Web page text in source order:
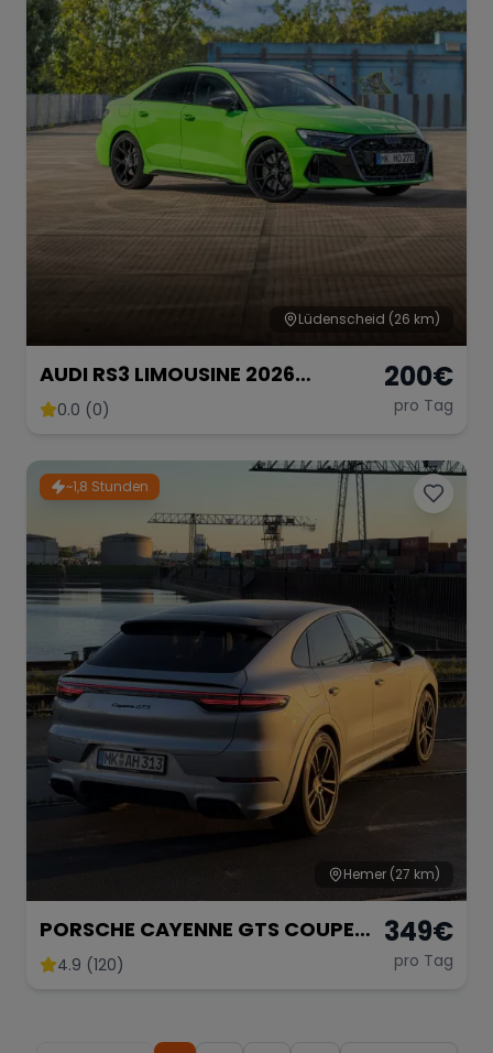
Lüdenscheid (26 km)
AUDI RS3 LIMOUSINE 2026
FACELIFT
0.0 (0)
200€
pro Tag
~1,8 Stunden
Hemer (27 km)
PORSCHE CAYENNE GTS COUPE
V8 BITurbo
4.9 (120)
349€
pro Tag